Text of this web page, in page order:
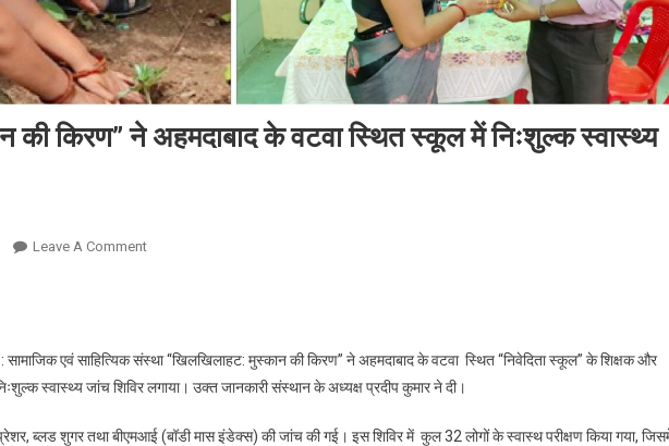
की किरण” ने अहमदाबाद के वटवा स्थित स्कूल में निःशुल्क स्वास्थ्य
Leave A Comment
एवं साहित्यिक संस्था “खिलखिलाहट: मुस्कान की किरण” ने अहमदाबाद के वटवा स्थित “निवेदिता स्कूल” के शिक्षक और
स्वास्थ्य जांच शिविर लगाया। उक्त जानकारी संस्थान के अध्यक्ष प्रदीप कुमार ने दी।
ब्लड शुगर तथा बीएमआई (बॉडी मास इंडेक्स) की जांच की गई। इस शिविर में कुल 32 लोगों के स्वास्थ परीक्षण किया गया,